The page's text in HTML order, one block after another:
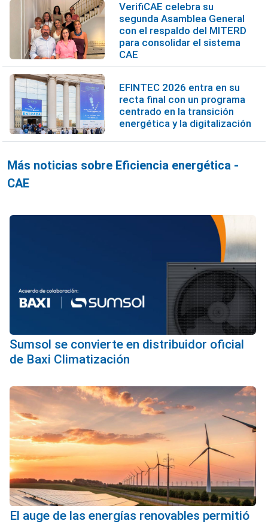
VerifiCAE celebra su
segunda Asamblea General
con el respaldo del MITERD
para consolidar el sistema
CAE
EFINTEC 2026 entra en su
recta final con un programa
centrado en la transición
energética y la digitalización
Más noticias sobre Eficiencia energética -
CAE
Sumsol se convierte en distribuidor oficial
de Baxi Climatización
El auge de las energías renovables permitió